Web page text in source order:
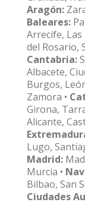
Aragón:
Baleares:
Arrecife, Las
del Rosario,
Cantabria:
Albacete,
Burgos,
Zamora •
Girona,
Alicante,
Lugo,
Madrid:
Murcia •
Bilbao, San
Ciudades